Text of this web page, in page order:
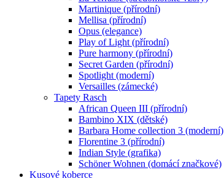
Martinique (přírodní)
Mellisa (přírodní)
Opus (elegance)
Play of Light (přírodní)
Pure harmony (přírodní)
Secret Garden (přírodní)
Spotlight (moderní)
Versailles (zámecké)
Tapety Rasch
African Queen III (přírodní)
Bambino XIX (dětské)
Barbara Home collection 3 (moderní)
Florentine 3 (přírodní)
Indian Style (grafika)
Schöner Wohnen (domácí značkové)
Kusové koberce